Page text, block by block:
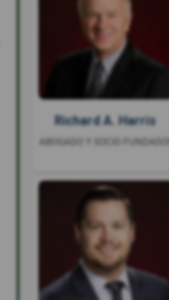
Richard A. Harris
ABOGADO Y SOCIO FUNDADOR